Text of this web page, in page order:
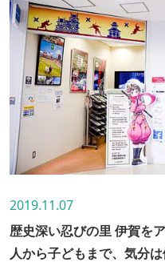
2019.11.07
歴史深い忍びの里 伊賀を
人から子どもまで、気分は